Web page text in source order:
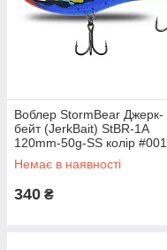
Воблер StormBear Джерк-
бейт (JerkBait) StBR-1A
120mm-50g-SS колір #001
Немає в наявності
340 ₴